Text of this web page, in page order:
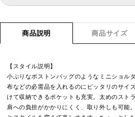
商品説明 商品サイズ
【スタイル説明】
小ぶりなボストンバッグのようなミニショル
布などの必需品を入れるのにピッタリのサイ
けて収納できるポケットも充実。太めのスト
肩への負担がかかりにくく、取り外しも可能